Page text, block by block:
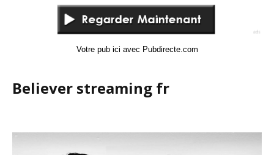
Votre pub ici avec Pubdirecte.com
Believer streaming fr